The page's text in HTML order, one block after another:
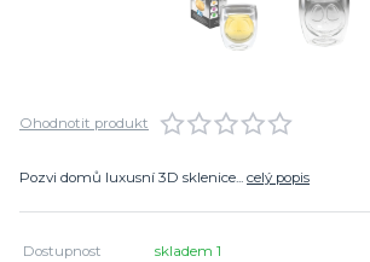
Ohodnotit produkt
Pozvi domů luxusní 3D sklenice... celý popis
Dostupnost skladem 1